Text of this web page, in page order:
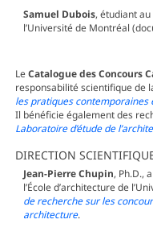
Samuel Dubois, étudiant
l’Université de Montréal
LeCatalogue des Concours
responsabilité scientifique de
les pratiques contemporaines
Il bénéficie également des
Laboratoire d’étude de
DIRECTION
Jean-Pierre Chupin, Ph.D.,
l’École d’architecture de
de recherche sur les
architecture.